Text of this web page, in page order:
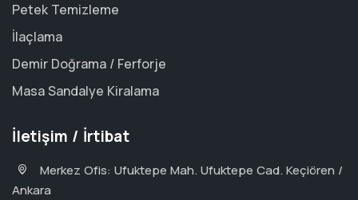
Petek Temizleme
İlaçlama
Demir Doğrama / Ferforje
Masa Sandalye Kiralama
İletişim / İrtibat
Merkez Ofis: Ufuktepe Mah. Ufuktepe Cad. Keçiören /
Ankara